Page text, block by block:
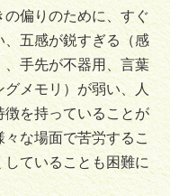
偏りのために、すぐ
五感が鋭すぎる（感
手先が不器用、言葉
メモリ）が弱い、人
を持っていることが
な場面で苦労するこ
ていることも困難に